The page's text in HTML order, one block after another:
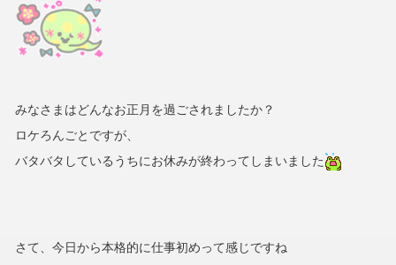
みなさまはどんなお正月を過ごされましたか？
ロケろんごとですが、
バタバタしているうちにお休みが終わってしまいました
さて、今日から本格的に仕事初めって感じですね